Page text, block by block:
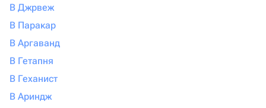
В Джрвеж
В Паракар
В Аргаванд
В Гетапня
В Геханист
В Ариндж